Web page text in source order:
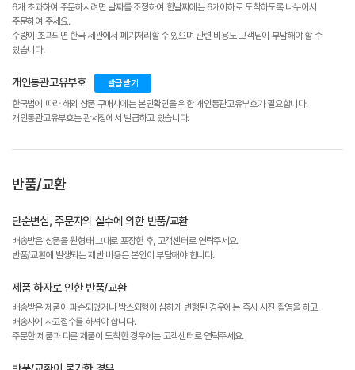
6개 초과하여 주문하시려면 날짜를 조정하여 한날짜에는 6개이하로 도착하도록 나누어서
주문하여 주세요.
수량이 초과되면 한국 세관에서 폐기처리할 수 있으며 관련 비용도 고객님이 부담해야 할 수
있습니다.
개인통관고유부호 발급받기
한국법에 따라 해외 상품 구매시에는 본인확인을 위한 개인통관고유부호가 필요합니다.
개인통관고유부호는 관세청에서 발급하고 있습니다.
반품/교환
단순변심, 주문자의 실수에 의한 반품/교환
배송받은 상품을 원형태 그대로 포장한 후, 고객센터로 연락주세요.
반품/교환에 발생되는 제반 비용은 본인이 부담해야 합니다.
제품 하자로 인한 반품/교환
배송받은 제품이 파손되었거나 박스외형이 심하게 변형된 경우에는 즉시 사진 촬영을 하고
배송사에 사고접수를 하셔야 합니다.
주문한 제품과 다른 제품이 도착한 경우에는 고객센터로 연락주세요.